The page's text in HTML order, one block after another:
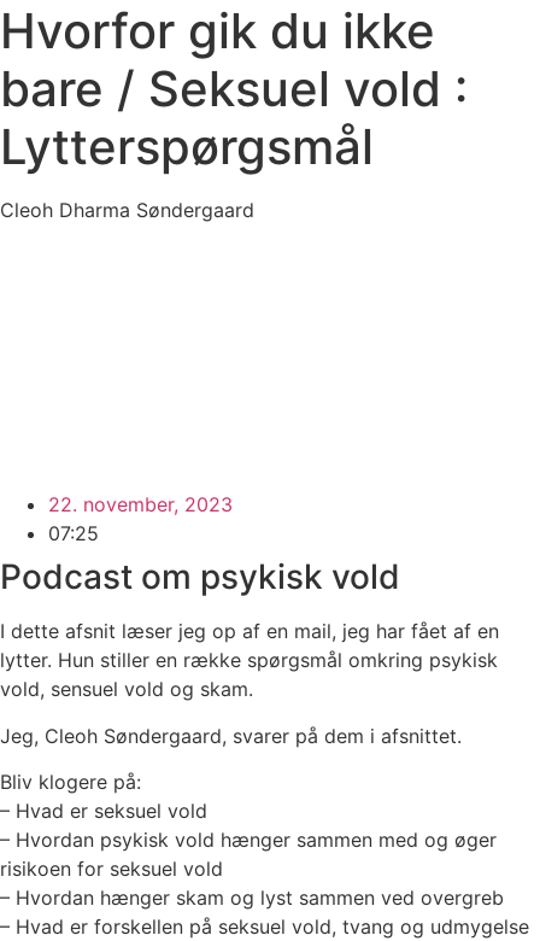
Hvorfor gik du ikke
bare / Seksuel vold :
Lytterspørgsmål
Cleoh Dharma Søndergaard
22. november, 2023
07:25
Podcast om psykisk vold
I dette afsnit læser jeg op af en mail, jeg har fået af en
lytter. Hun stiller en række spørgsmål omkring psykisk
vold, sensuel vold og skam.
Jeg, Cleoh Søndergaard, svarer på dem i afsnittet.
Bliv klogere på:
– Hvad er seksuel vold
– Hvordan psykisk vold hænger sammen med og øger
risikoen for seksuel vold
– Hvordan hænger skam og lyst sammen ved overgreb
– Hvad er forskellen på seksuel vold, tvang og udmygelse